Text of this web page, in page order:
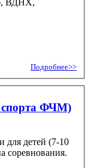
Подробнее>>
спорта ФЧМ)
для детей (7-10
соревнования.